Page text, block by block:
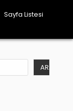
Sayfa Listesi
ARA